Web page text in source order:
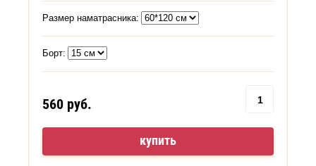
Размер наматрасника:
Борт:
560 руб.
купить